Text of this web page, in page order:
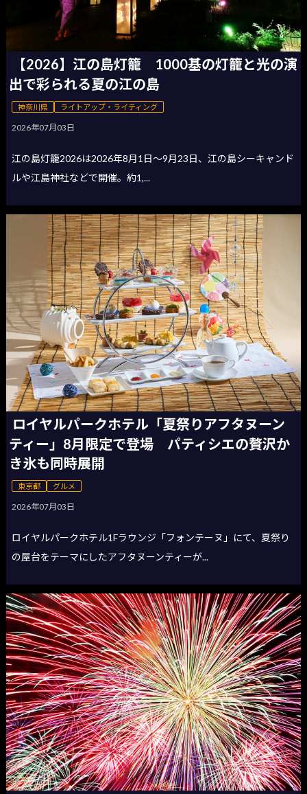
【2026】江の島灯籠 1000基の灯籠と光の演
出で彩られる夏の江の島
神奈川県 ライトアップ・ライティング
2026年07月03日
江の島灯籠2026は2026年8月1日〜9月23日、江の島シーキャンド
ルや江島神社などで開催。約1,...
ロイヤルパークホテル「夏祭りアフタヌーン
ティー」8月限定で登場 パティシエの贅沢か
き氷も同時展開
東京都 グルメ
2026年07月03日
ロイヤルパークホテル1Fラウンジ「フォンテーヌ」にて、夏祭り
の屋台をテーマにしたアフタヌーンティーが...